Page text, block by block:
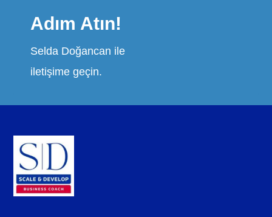
Adım Atın!
Selda Doğancan ile
iletişime geçin.